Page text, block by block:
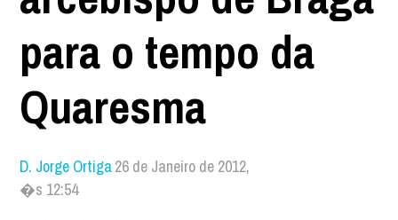
para o tempo da
Quaresma
D. Jorge Ortiga26 de Janeiro de 2012,
�s 12:54